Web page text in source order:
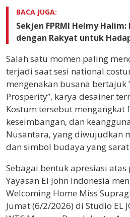
BACA JUGA:
Sekjen FPRMI Helmy
dengan Rakyat untuk
Salah satu momen paling
terjadi saat sesi national
mengenakan busana bertajuk
Prosperity”, karya desainer
Kostum tersebut mengangkat
keseimbangan, dan
Nusantara, yang diwujudkan
dan simbol budaya yang
Sebagai bentuk apresiasi
Yayasan El John Indonesia
Welcoming Home Miss
Jumat (6/2/2026) di Studio EL